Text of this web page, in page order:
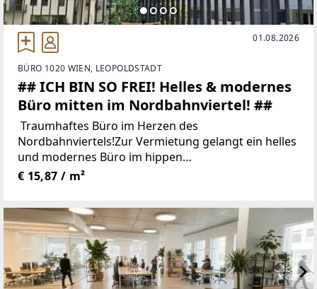
01.08.2026
BÜRO 1020 WIEN, LEOPOLDSTADT
## ICH BIN SO FREI! Helles & modernes
Büro mitten im Nordbahnviertel! ##
Traumhaftes Büro im Herzen des
Nordbahnviertels!Zur Vermietung gelangt ein helles
und modernes Büro im hippen
Stadtentwicklungsgebiet Nordbahnviertel. In bester
€ 15,87 / m²